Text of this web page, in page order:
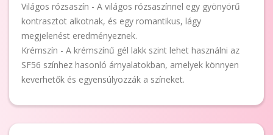
Világos rózsaszín - A világos rózsaszínnel egy gyönyörű
kontrasztot alkotnak, és egy romantikus, lágy
megjelenést eredményeznek.
Krémszín - A krémszínű gél lakk szint lehet használni az
SF56 színhez hasonló árnyalatokban, amelyek könnyen
keverhetők és egyensúlyozzák a színeket.